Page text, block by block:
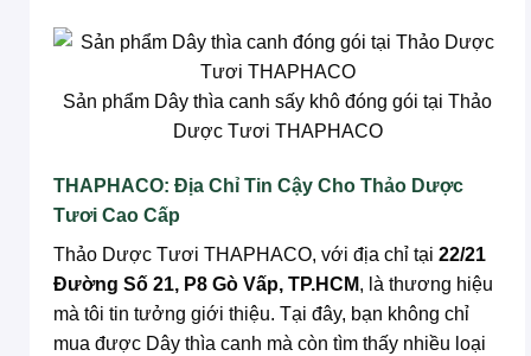
Sản phẩm Dây thìa canh sấy khô đóng gói tại Thảo
Dược Tươi THAPHACO
THAPHACO: Địa Chỉ Tin Cậy Cho Thảo Dược
Tươi Cao Cấp
Thảo Dược Tươi THAPHACO, với địa chỉ tại 22/21
Đường Số 21, P8 Gò Vấp, TP.HCM, là thương hiệu
mà tôi tin tưởng giới thiệu. Tại đây, bạn không chỉ
mua được Dây thìa canh mà còn tìm thấy nhiều loại